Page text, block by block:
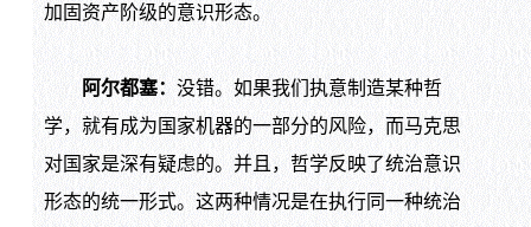
加固资产阶级的意识形态。
阿尔都塞： 没错。如果我们执意制造某种哲
学，就有成为国家机器的一部分的风险，而马克思
对国家是深有疑虑的。并且，哲学反映了统治意识
形态的统一形式。这两种情况是在执行同一种统治